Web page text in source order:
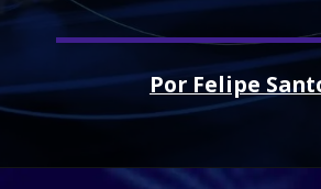
Por Felipe